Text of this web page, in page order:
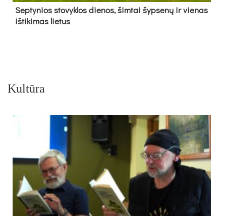
Sep­ty­nios sto­vyk­los die­nos, šim­tai šyp­se­nų ir vie­nas
iš­ti­ki­mas lie­tus
Kultūra